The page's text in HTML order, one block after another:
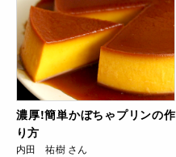
濃厚!簡単かぼちゃプリンの作
り方
内田 祐樹 さん